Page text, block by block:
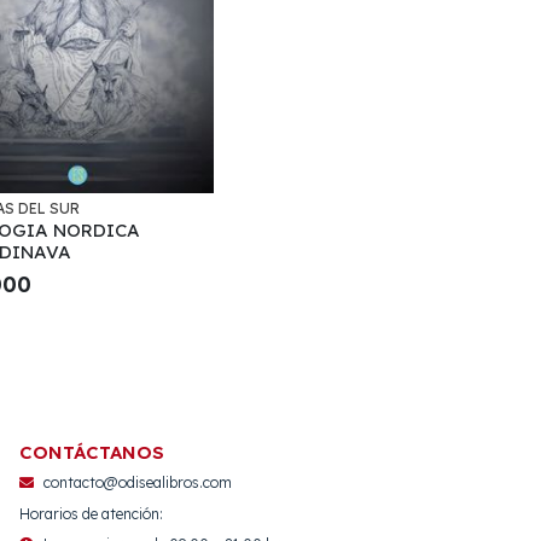
DEL SUR
NORDICA
CONTÁCTANOS
contacto@odisealibros.com
Horarios de atención: